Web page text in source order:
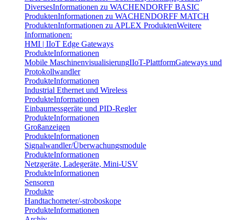
DiversesInformationen zu WACHENDORFF BASIC
ProduktenInformationen zu WACHENDORFF MATCH
ProduktenInformationen zu APLEX ProduktenWeitere
Informationen:
HMI | IIoT Edge Gateways
ProdukteInformationen
Mobile MaschinenvisualisierungIIoT-PlattformGateways und
Protokollwandler
ProdukteInformationen
Industrial Ethernet und Wireless
ProdukteInformationen
Einbaumessgeräte und PID-Regler
ProdukteInformationen
Großanzeigen
ProdukteInformationen
Signalwandler/Überwachungsmodule
ProdukteInformationen
Netzgeräte, Ladegeräte, Mini-USV
ProdukteInformationen
Sensoren
Produkte
Handtachometer/-stroboskope
ProdukteInformationen